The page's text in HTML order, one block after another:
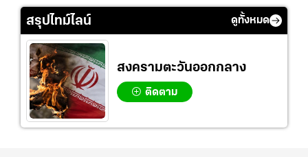
สรุปไทม์ไลน์ ดูทั้งหมด
สงครามตะวันออกกลาง
ติดตาม